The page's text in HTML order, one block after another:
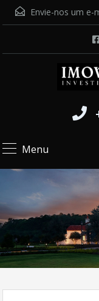
Envie-nos um e-
Menu